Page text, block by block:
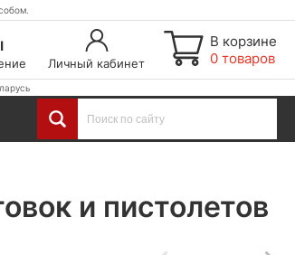
Личный кабинет
В корзине
0 товаров
и пистолетов